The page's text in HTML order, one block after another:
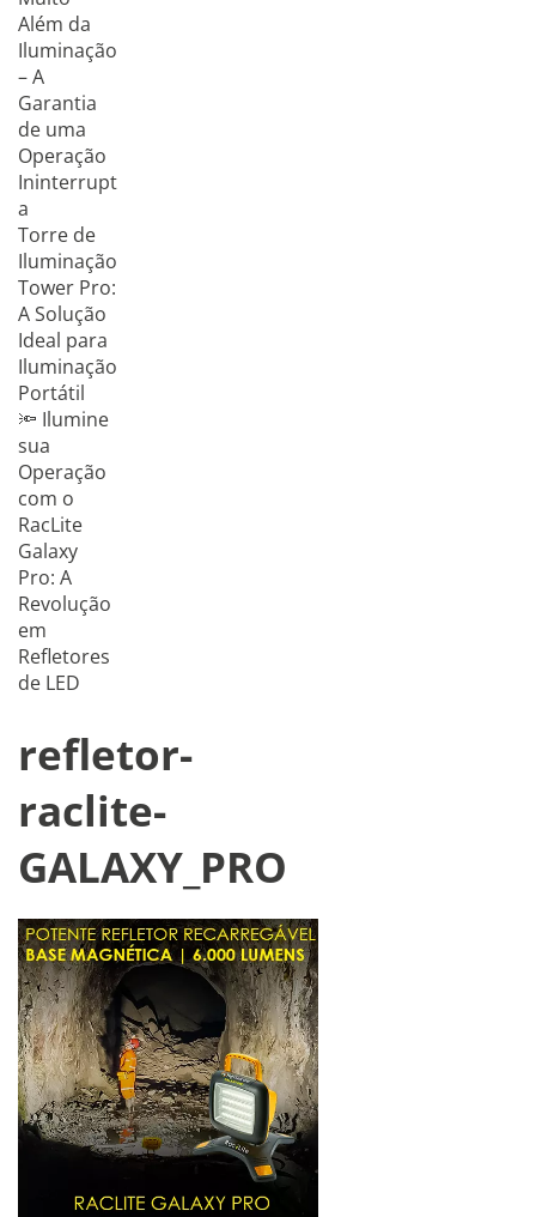
Além da
Iluminação
– A
Garantia
de uma
Operação
Ininterrupt
a
Torre de
Iluminação
Tower Pro:
A Solução
Ideal para
Iluminação
Portátil
🔦 Ilumine
sua
Operação
com o
RacLite
Galaxy
Pro: A
Revolução
em
Refletores
de LED
refletor-
raclite-
GALAXY_PRO